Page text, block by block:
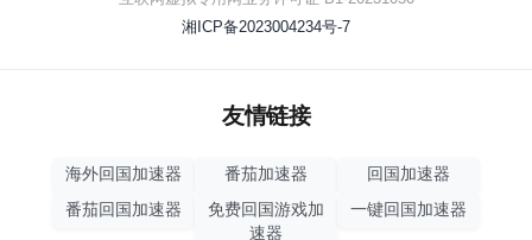
湘ICP备2023004234号-7
友情链接
海外回国加速器 番茄加速器
回国加速器
番茄回国加速器
免费回国游戏加
速器
一键回国加速器